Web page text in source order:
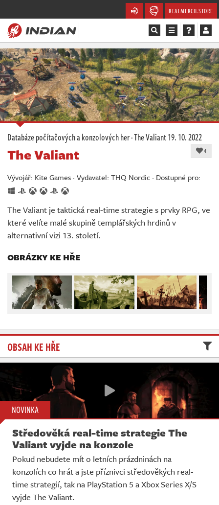
REALMERCH.STORE
Magazín
Recenze
Videa
Soutěže
Databáze
Komunita
Redakce
Živě
Databáze počítačových a konzolových her·The Valiant19. 10. 2022
4
The Valiant
Vývojář: Kite Games · Vydavatel: THQ Nordic · Dostupné pro:
The Valiant je taktická real-time strategie s prvky RPG, ve
které velíte malé skupině templářských hrdinů v
alternativní vizi 13. století.
OBRÁZKY KE HŘE
OBSAH KE HŘE
NOVINKA
Středověká real-time strategie The
Valiant vyjde na konzole
Pokud nebudete mít o letních prázdninách na
konzolích co hrát a jste příznivci středověkých real-
time strategií, tak na PlayStation 5 a Xbox Series X/S
vyjde The Valiant.